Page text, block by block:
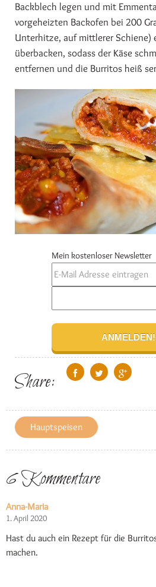
Backblech legen und mit
vorgeheizten Backofen bei 200
Unterhitze, auf mittlerer Schiene)
überbacken, sodass der Käse
entfernen und die Burritos heiß
Mein kostenloser Newsletter
Share:
Hauptspeisen
6 Kommentare
Anna-Maria
1. April 2020
Hast du auch ein Rezept für die
machen.